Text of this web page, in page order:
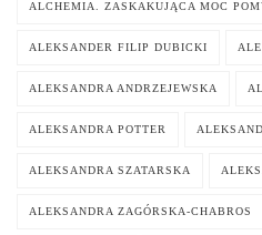
ALCHEMIA. ZASKAKUJĄCA MOC
ALEKSANDER FILIP DUBICKI
ALEKSANDRA ANDRZEJEWSKA
ALEKSANDRA POTTER
ALEKSANDRA SZATARSKA
ALEKSANDRA ZAGÓRSKA-CHABROS